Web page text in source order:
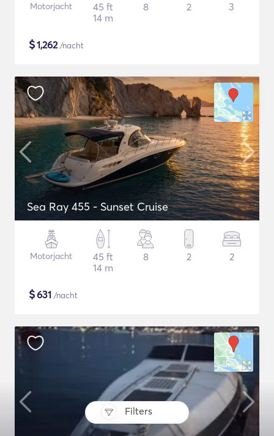
Filters
Motorjacht
45 ft
14 m
8 2 3
$1,262/nacht
Sea Ray 455 - Sunset Cruise
Motorjacht
45 ft
14 m
8 2 2
$631 /nacht